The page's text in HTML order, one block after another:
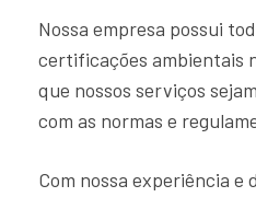
Nossa empresa possui
certificações ambientais
que nossos serviços
com as normas e
Com nossa experiência e